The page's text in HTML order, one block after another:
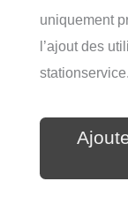
uniquement
l’ajout des